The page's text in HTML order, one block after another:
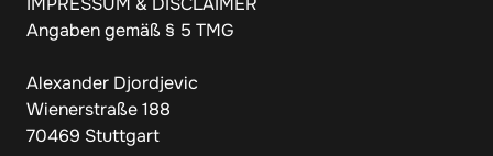
Angaben gemäß § 5 TMG
Alexander Djordjevic
Wienerstraße 188
70469 Stuttgart